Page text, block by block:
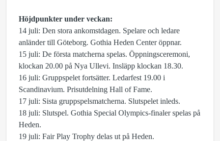
Höjdpunkter under veckan:
14 juli: Den stora ankomstdagen. Spelare och ledare
anländer till Göteborg. Gothia Heden Center öppnar.
15 juli: De första matcherna spelas. Öppningsceremoni,
klockan 20.00 på Nya Ullevi. Insläpp klockan 18.30.
16 juli: Gruppspelet fortsätter. Ledarfest 19.00 i
Scandinavium. Prisutdelning Hall of Fame.
17 juli: Sista gruppspelsmatcherna. Slutspelet inleds.
18 juli: Slutspel. Gothia Special Olympics-finaler spelas på
Heden.
19 juli: Fair Play Trophy delas ut på Heden.